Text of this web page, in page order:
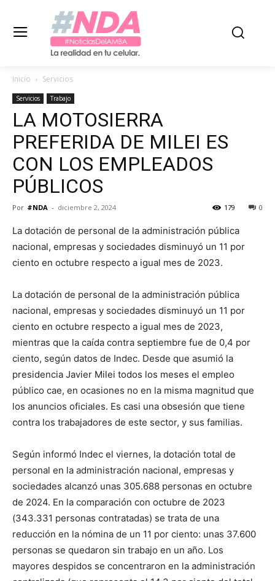
Inicio Servicios
Servicios Trabajo
LA MOTOSIERRA
PREFERIDA DE MILEI ES
CON LOS EMPLEADOS
PÚBLICOS
Por #NDA - diciembre 2, 2024 0
179
La dotación de personal de la administración pública
nacional, empresas y sociedades disminuyó un 11 por
ciento en octubre respecto a igual mes de 2023.
La dotación de personal de la administración pública
nacional, empresas y sociedades disminuyó un 11 por
ciento en octubre respecto a igual mes de 2023,
mientras que la caída contra septiembre fue de 0,4 por
ciento, según datos de Indec. Desde que asumió la
presidencia Javier Milei todos los meses el empleo
público cae, en ocasiones no en la misma magnitud que
los anuncios oficiales. Es casi una obsesión que tiene
contra los trabajadores de este sector, y sus familias.
Según informó Indec el viernes, la dotación total de
personal en la administración nacional, empresas y
sociedades alcanzó unas 305.688 personas en octubre
de 2024. En la comparación con octubre de 2023
(343.331 personas contratadas) se trata de una
reducción en la nómina de un 11 por ciento: unas 37.600
personas se quedaron sin trabajo en un año. Los
mayores despidos se concentraron en la administración